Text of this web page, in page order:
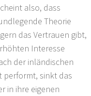
also, dass
Theorie
das Vertrauen gibt,
Interesse
der inländischen
performt, sinkt das
in ihre eigenen